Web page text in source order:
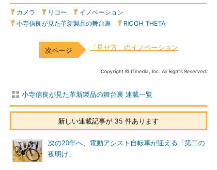
カメラ リコー イノベーション
小寺信良が見た革新製品の舞台裏
RICOH THETA
「見せ方」のイノベーション
Copyright © ITmedia, Inc. All Rights Reserved.
小寺信良が見た革新製品の舞台裏 連載一覧
新しい連載記事が 35 件あります
次の20年へ、電動アシスト自転車が迎える「第二の
夜明け」